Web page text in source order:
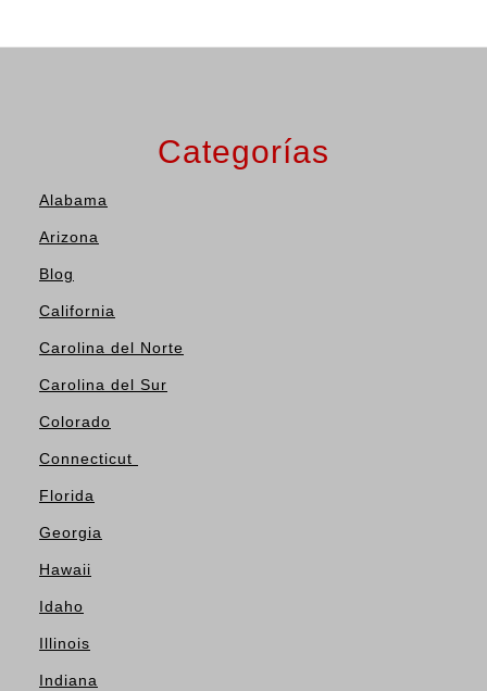
Categorías
Alabama
Arizona
Blog
California
Carolina del Norte
Carolina del Sur
Colorado
Connecticut
Florida
Georgia
Hawaii
Idaho
Illinois
Indiana